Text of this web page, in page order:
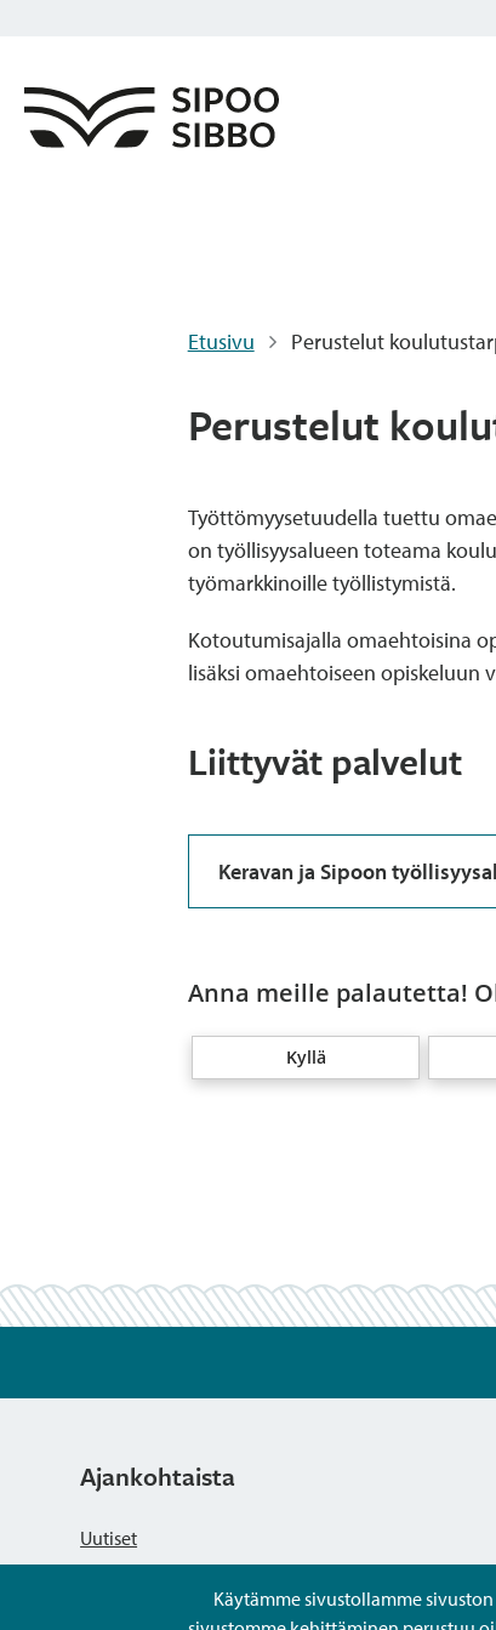
Etusivu Perustelut
Perustelut
Työttömyysetuudella tuettu
on työllisyysalueen toteama
työmarkkinoille työllistymistä.
Kotoutumisajalla omaehtoisina
lisäksi omaehtoiseen
Liittyvät palvelut
Keravan ja Sipoon
Anna meille palautetta!
Kyllä
Käytämme sivustollamme
Ajankohtaista
Uutiset